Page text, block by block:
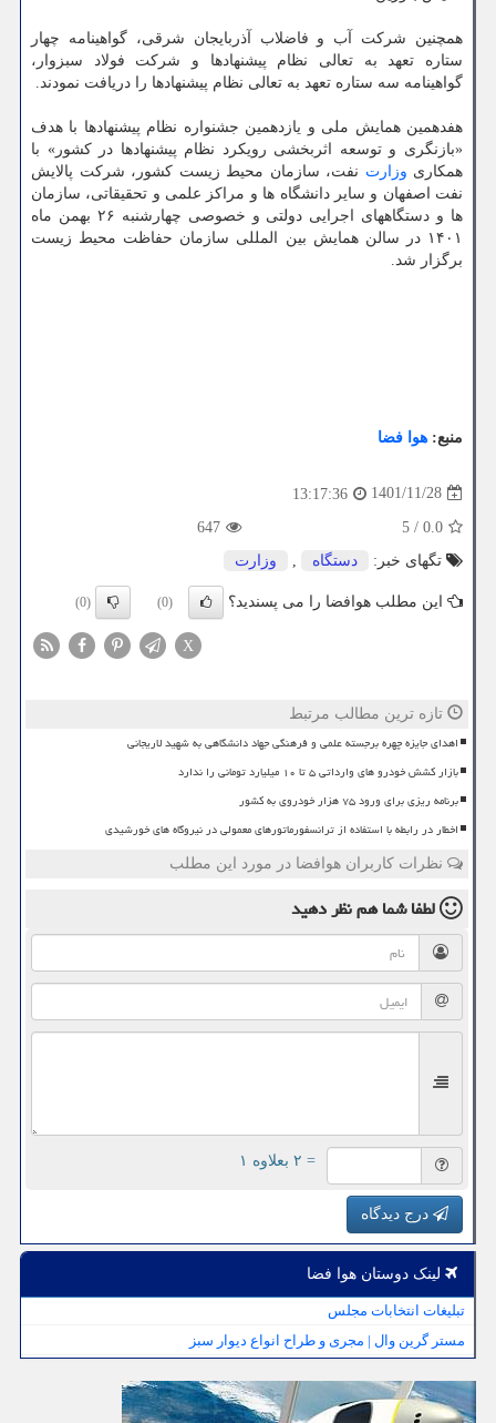
همچنین شرکت آب و فاضلاب آذربایجان شرقی، گواهینامه چهار
ستاره تعهد به تعالی نظام پیشنهادها و شرکت فولاد سبزوار،
گواهینامه سه ستاره تعهد به تعالی نظام پیشنهادها را دریافت نمودند.
هفدهمین همایش ملی و یازدهمین جشنواره نظام پیشنهادها با هدف
«بازنگری و توسعه اثربخشی رویکرد نظام پیشنهادها در کشور» با
همکاری وزارت نفت، سازمان محیط زیست کشور، شرکت پالایش
نفت اصفهان و سایر دانشگاه ها و مراکز علمی و تحقیقاتی، سازمان
ها و دستگاههای اجرایی دولتی و خصوصی چهارشنبه ۲۶ بهمن ماه
۱۴۰۱ در سالن همایش بین المللی سازمان حفاظت محیط زیست
برگزار شد.
منبع: هوا فضا
1401/11/28
13:17:36
0.0
/
5
647
تگهای خبر:
دستگاه , وزارت
این مطلب هوافضا را می پسندید؟ (0)
(0)
X
تازه ترین مطالب مرتبط
اهدای جایزه چهره برجسته علمی و فرهنگی جهاد دانشگاهی به شهید لاریجانی
بازار کشش خودرو های وارداتی ۵ تا ۱۰ میلیارد تومانی را ندارد
برنامه ریزی برای ورود ۷۵ هزار خودروی به کشور
اخطار در رابطه با استفاده از ترانسفورماتورهای معمولی در نیروگاه های خورشیدی
نظرات کاربران هوافضا در مورد این مطلب
لطفا شما همنظر دهید
= ۲ بعلاوه ۱
درج دیدگاه
لینک دوستان هوا فضا
تبلیغات انتخابات مجلس
مستر گرین وال | مجری و طراح انواع دیوار سبز